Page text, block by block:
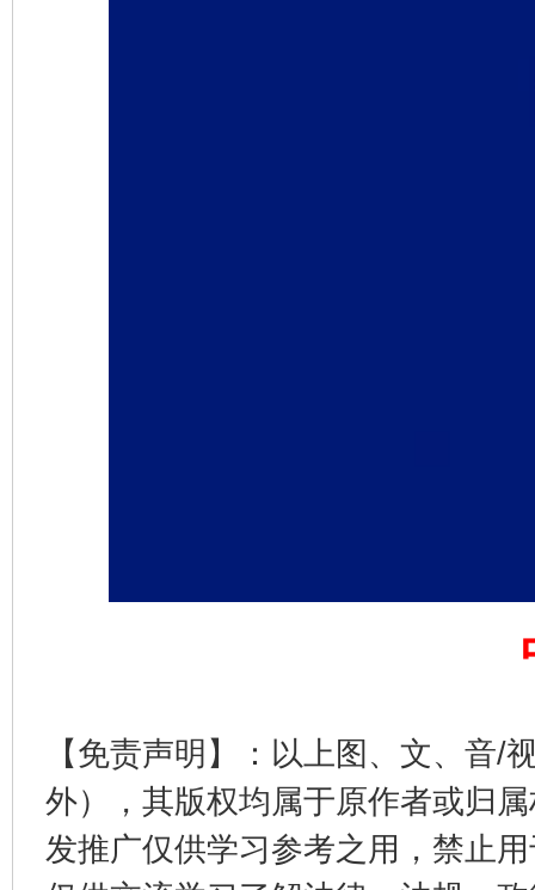
【免责声明】：以上图、文、音/
外），其版权均属于原作者或归
发推广仅供学习参考之用，禁止
东山县通报“牛蛙产品抗生素超标问题” 法